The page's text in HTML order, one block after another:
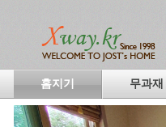
홈지기 무과재